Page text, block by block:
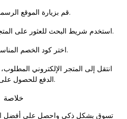
قم بزيارة الموقع الرسمي لكوبون والي.
استخدم شريط البحث للعثور على المتجر الذي ترغب في التسوق منه.
اختر كود الخصم المناسب وقم بنسخه.
انتقل إلى المتجر الإلكتروني
الدفع للحصول على التخفيض.
خلاصة
تسوق بشكل ذكي واحصل على أفضل